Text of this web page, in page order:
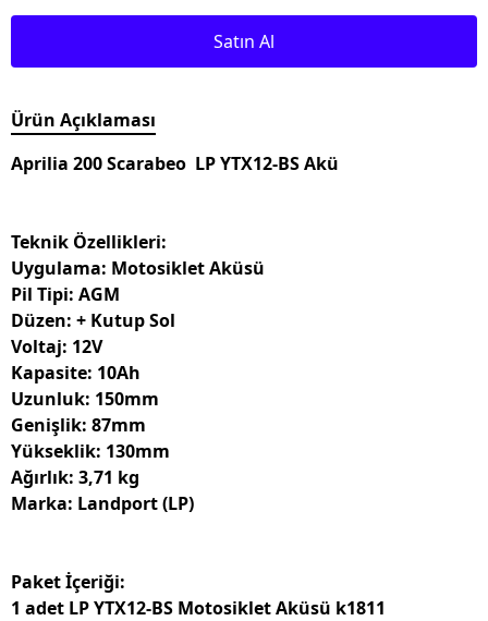
Satın Al
Ürün Açıklaması
Aprilia 200 Scarabeo LP YTX12-BS Akü
Teknik Özellikleri:
Uygulama: Motosiklet Aküsü
Pil Tipi: AGM
Düzen: + Kutup Sol
Voltaj: 12V
Kapasite: 10Ah
Uzunluk: 150mm
Genişlik: 87mm
Yükseklik: 130mm
Ağırlık: 3,71 kg
Marka: Landport (LP)
Paket İçeriği:
1 adet LP YTX12-BS Motosiklet Aküsü k1811